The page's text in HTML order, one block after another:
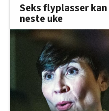
Seks flyplasser
neste uke